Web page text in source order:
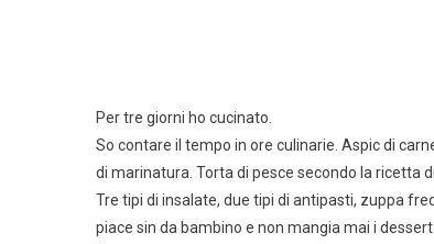
Per tre giorni ho cucinato.
So contare il tempo in ore culinarie. Aspic di
di marinatura. Torta di pesce secondo la ricetta
Tre tipi di insalate, due tipi di antipasti, zuppa
piace sin da bambino e non mangia mai i